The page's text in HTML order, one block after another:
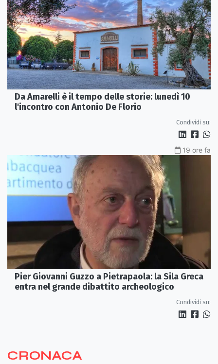
Da Amarelli è il tempo delle storie: lunedì 10
l'incontro con Antonio De Florio
Condividi su:
19 ore fa
Pier Giovanni Guzzo a Pietrapaola: la Sila Greca
entra nel grande dibattito archeologico
Condividi su:
CRONACA